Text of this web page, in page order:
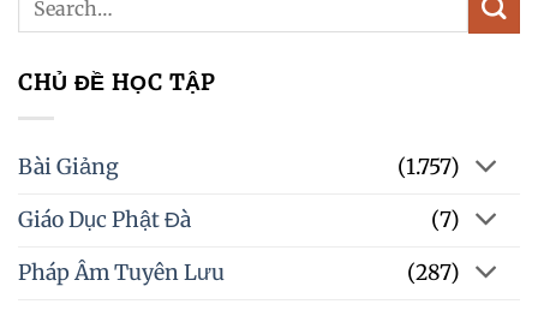
CHỦ ĐỀ HỌC TẬP
Bài Giảng
(1.757)
Giáo Dục Phật Đà
(7)
Pháp Âm Tuyên Lưu
(287)